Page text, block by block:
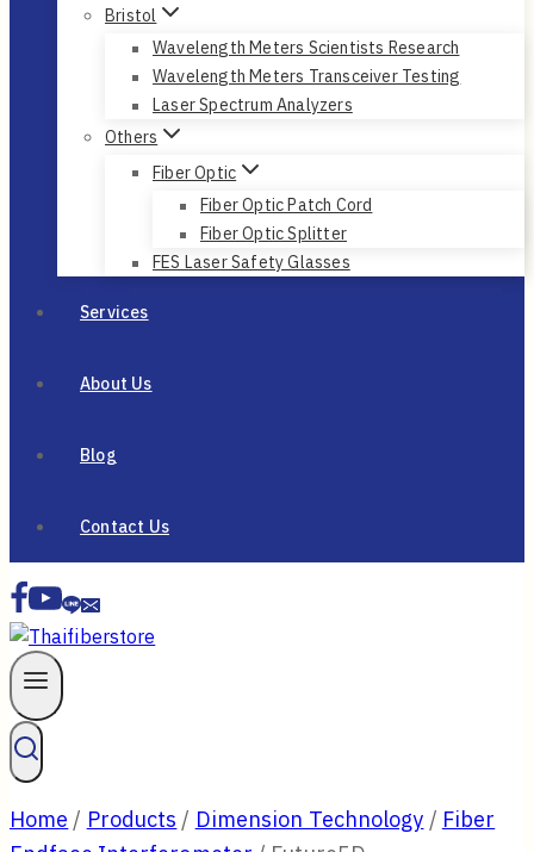
Bristol
Wavelength Meters Scientists Research
Wavelength Meters Transceiver Testing
Laser Spectrum Analyzers
Others
Fiber Optic
Fiber Optic Patch Cord
Fiber Optic Splitter
FES Laser Safety Glasses
Services
About Us
Blog
Contact Us
Home / Products / Dimension Technology / Fiber